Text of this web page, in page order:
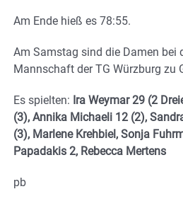
Am Ende hieß es 78:55.
Am Samstag sind die Damen bei
Mannschaft der TG Würzburg zu
Es spielten: Ira Weymar 29 (2
(3), Annika Michaeli 12 (2),
(3), Marlene Krehbiel, Sonja
Papadakis 2, Rebecca Mertens
pb